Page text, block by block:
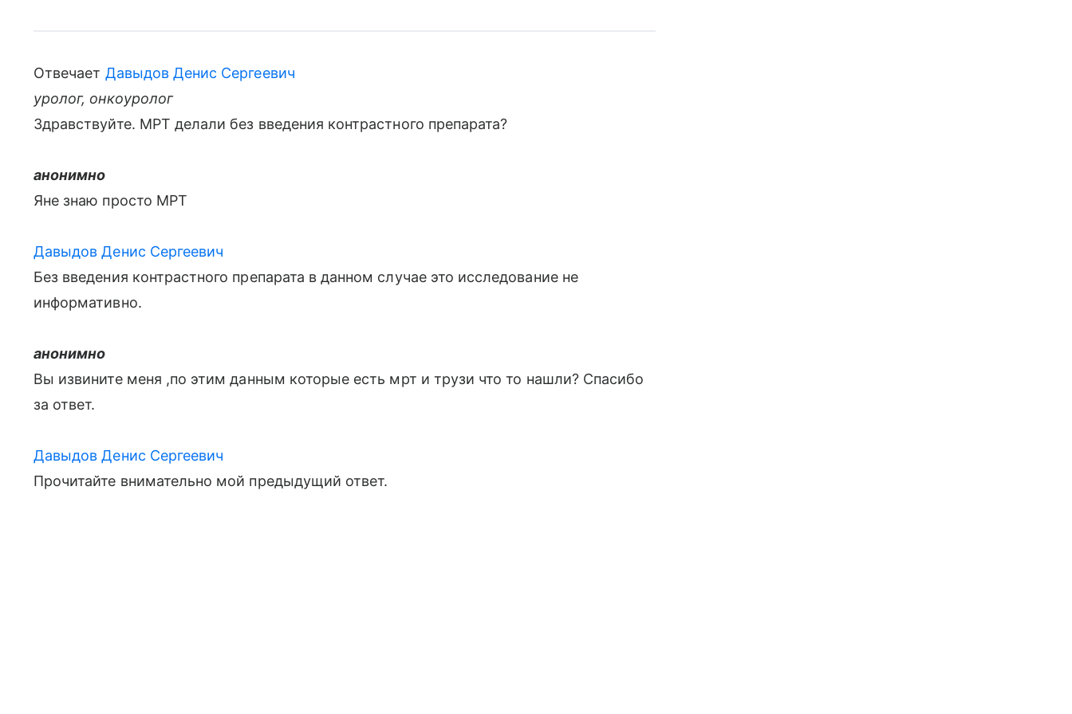
Отвечает Давыдов Денис Сергеевич
уролог, онкоуролог
Здравствуйте. МРТ делали без введения контрастного препарата?
анонимно
Яне знаю просто МРТ
Давыдов Денис Сергеевич
Без введения контрастного препарата в данном случае это исследование не
информативно.
анонимно
Вы извините меня ,по этим данным которые есть мрт и трузи что то нашли? Спасибо
за ответ.
Давыдов Денис Сергеевич
Прочитайте внимательно мой предыдущий ответ.